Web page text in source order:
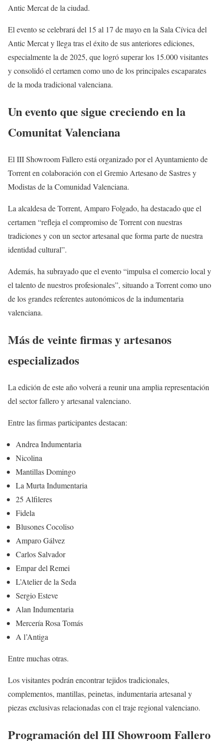
Antic Mercat de la ciudad.
El evento se celebrará del 15 al 17 de mayo en la Sala Cívica del
Antic Mercat y llega tras el éxito de sus anteriores ediciones,
especialmente la de 2025, que logró superar los 15.000 visitantes
y consolidó el certamen como uno de los principales escaparates
de la moda tradicional valenciana.
Un evento que sigue creciendo en la
Comunitat Valenciana
El III Showroom Fallero está organizado por el Ayuntamiento de
Torrent en colaboración con el Gremio Artesano de Sastres y
Modistas de la Comunidad Valenciana.
La alcaldesa de Torrent, Amparo Folgado, ha destacado que el
certamen “refleja el compromiso de Torrent con nuestras
tradiciones y con un sector artesanal que forma parte de nuestra
identidad cultural”.
Además, ha subrayado que el evento “impulsa el comercio local y
el talento de nuestros profesionales”, situando a Torrent como uno
de los grandes referentes autonómicos de la indumentaria
valenciana.
Más de veinte firmas y artesanos
especializados
La edición de este año volverá a reunir una amplia representación
del sector fallero y artesanal valenciano.
Entre las firmas participantes destacan:
Andrea Indumentaria
Nicolina
Mantillas Domingo
La Murta Indumentaria
25 Alfileres
Fidela
Blusones Cocoliso
Amparo Gálvez
Carlos Salvador
Empar del Remei
L’Atelier de la Seda
Sergio Esteve
Alan Indumentaria
Mercería Rosa Tomás
A l’Antiga
Entre muchas otras.
Los visitantes podrán encontrar tejidos tradicionales,
complementos, mantillas, peinetas, indumentaria artesanal y
piezas exclusivas relacionadas con el traje regional valenciano.
Programación del III Showroom Fallero